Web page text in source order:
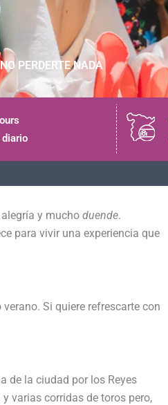
PERDERTE NADA
diario
y mucho duende.
para vivir una experiencia que
verano. Si quiere refrescarte con
de la ciudad por los Reyes
varias corridas de toros pero,